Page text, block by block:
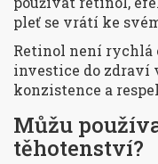
pleť se vrátí ke
Retinol není rychlá
investice do zdraví
konzistence a
Můžu
těhotenství?